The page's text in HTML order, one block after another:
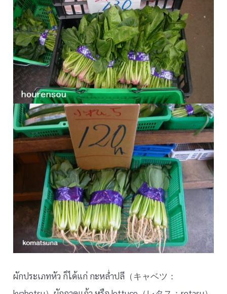
ผักประเภทหัว ก็ได้แก่ กะหล่ำปลี（キャベツ：